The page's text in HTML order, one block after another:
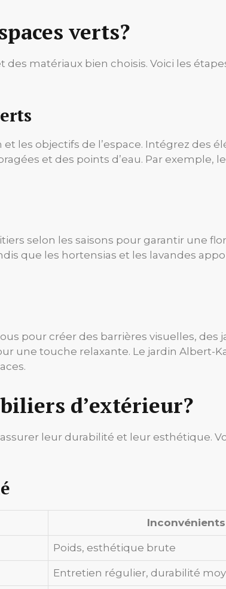
verts?
matériaux bien choisis. Voici les
les objectifs de l’espace. Intégrez des
et des points d’eau. Par exemple,
selon les saisons pour garantir une
que les hortensias et les lavandes
pour créer des barrières visuelles, des
une touche relaxante. Le jardin Albert-
d’extérieur?
leur durabilité et leur esthétique.
Inconvénients
Poids, esthétique brute
Entretien régulier, durabilité